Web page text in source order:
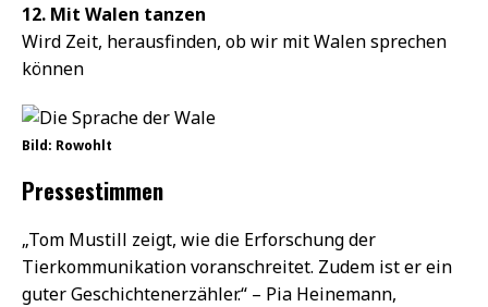
12. Mit Walen tanzen
Wird Zeit, herausfinden, ob wir mit Walen sprechen
können
Bild: Rowohlt
Pressestimmen
„Tom Mustill zeigt, wie die Erforschung der
Tierkommunikation voranschreitet. Zudem ist er ein
guter Geschichtenerzähler.“ – Pia Heinemann,